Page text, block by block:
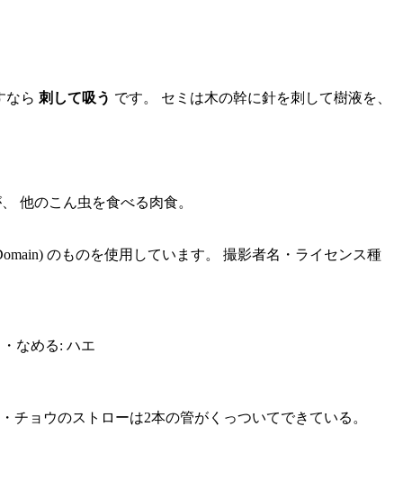
なら 刺して吸う です。 セミは木の幹に針を刺して樹液を、
他のこん虫を食べる肉食。
のものを使用しています。 撮影者名・ライセンス種
なめる: ハエ
チョウのストローは2本の管がくっついてできている。